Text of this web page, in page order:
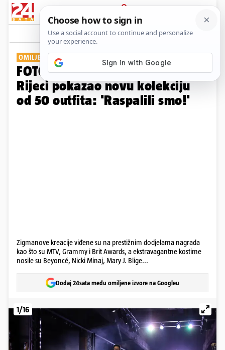
PRIJAVA
Galerija Komentari
OMILJENI DIZAJNER ZVIJEZDA
FOTO Koji spektakl! Zigman u
Rijeci pokazao novu kolekciju
od 50 outfita: 'Raspalili smo!'
Zigmanove kreacije viđene su na prestižnim dodjelama nagrada
kao što su MTV, Grammy i Brit Awards, a ekstravagantne kostime
nosile su Beyoncé, Nicki Minaj, Mary J. Blige...
Dodaj 24sata među omiljene izvore na Googleu
1/16